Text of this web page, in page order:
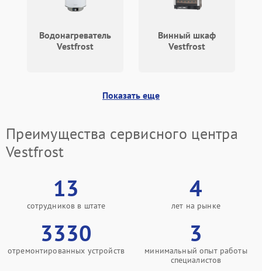
Водонагреватель
Vestfrost
Винный шкаф
Vestfrost
Показать еще
Преимущества сервисного центра
Vestfrost
13
сотрудников в штате
4
лет на рынке
3330
отремонтированных устройств
3
минимальный опыт работы
специалистов